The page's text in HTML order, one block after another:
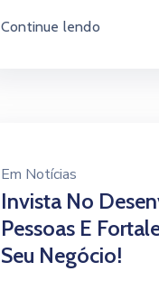
Continue lendo
Em Notícias
Invista No
Pessoas E
Seu Negócio!